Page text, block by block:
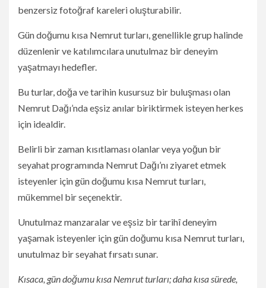
benzersiz fotoğraf kareleri oluşturabilir.
Gün doğumu kısa Nemrut turları, genellikle grup halinde
düzenlenir ve katılımcılara unutulmaz bir deneyim
yaşatmayı hedefler.
Bu turlar, doğa ve tarihin kusursuz bir buluşması olan
Nemrut Dağı’nda eşsiz anılar biriktirmek isteyen herkes
için idealdir.
Belirli bir zaman kısıtlaması olanlar veya yoğun bir
seyahat programında Nemrut Dağı’nı ziyaret etmek
isteyenler için gün doğumu kısa Nemrut turları,
mükemmel bir seçenektir.
Unutulmaz manzaralar ve eşsiz bir tarihî deneyim
yaşamak isteyenler için gün doğumu kısa Nemrut turları,
unutulmaz bir seyahat fırsatı sunar.
Kısaca, gün doğumu kısa Nemrut turları; daha kısa sürede,